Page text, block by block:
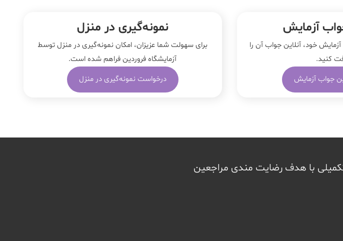
آزمایش
خود، آنلاین جواب‌ آن را
کنید.
جواب آزمایش
نمونه‌‌گیری در منزل
برای سهولت شما عزیزان، امکان نمونه‌گیری در منزل توسط
آزمایشگاه فروردین فراهم شده است.
درخواست نمونه‌گیری در منزل
تکمیلی با هدف رضایت مندی مراجعین